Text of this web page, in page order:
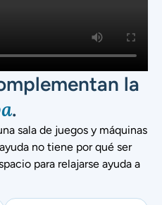
la
.
sala de juegos y máquinas
no tiene por qué ser
para relajarse ayuda a